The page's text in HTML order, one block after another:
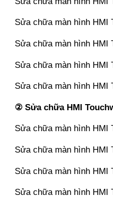
Sửa chữa màn hình HMI
Sửa chữa màn hình HMI
Sửa chữa màn hình HMI
Sửa chữa màn hình HMI
② Sửa chữa HMI
Sửa chữa màn hình HMI
Sửa chữa màn hình HMI
Sửa chữa màn hình HMI
Sửa chữa màn hình HMI